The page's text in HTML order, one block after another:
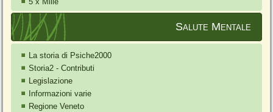
Salute Mentale
La storia di Psiche2000
Storia2 - Contributi
Legislazione
Informazioni varie
Regione Veneto